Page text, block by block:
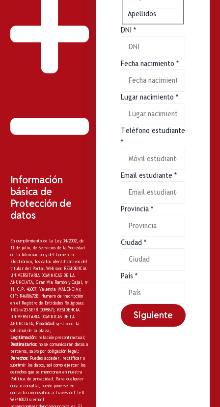
Información
básica de
Protección de
datos
En cumplimiento de la Ley 34/2002, de
11 de julio, de Servicios de la Sociedad
de la Información y del Comercio
Electrónico, los datos identificativos del
titular del Portal Web son: RESIDENCIA
UNIVERSITARIA DOMINICAS DE LA
ANUNCIATA, Gran Vía Ramón y Cajal, nº
11, C.P. 46007, Valencia (VALENCIA);
CIF: R4600672B; Numero de inscripción
en el Registro de Entidades Religiosas:
1402-b/20-SE/B (009867); RESIDENCIA
UNIVERSITARIA DOMINICAS DE LA
ANUNCIATA; Finalidad: gestionar la
solicitud de la plaza;
Legitimación: relación precontractual;
Destinatarios: no se comunicarán datos a
terceros, salvo por obligación legal;
Derechos: Puedes acceder, rectificar o
suprimir los datos, así como ejercer los
derechos que se mencionan en nuestra
Política de privacidad . Para cualquier
duda o consulta, puede ponerse en
contacto con nosotros a través del Telf:
963410023 o email:
Apellidos
DNI *
Fecha nacimiento *
Lugar nacimiento *
Teléfono estudiante
*
Email estudiante *
Provincia *
Ciudad *
País *
Siguiente